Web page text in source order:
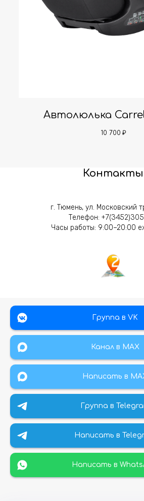
Автолюлька
10 700 ₽
Контакты
г. Тюмень, ул. Московский
Телефон:
Часы работы: 9:00–20:00
Группа в VK
Канал в МАХ
Написать в
Группа в
Написать в
Написать в